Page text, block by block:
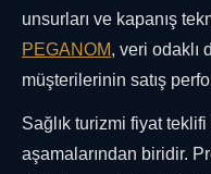
unsurları ve kapanış
PEGANOM, veri odaklı
müşterilerinin satış
Sağlık turizmi fiyat teklifi
aşamalarından biridir.